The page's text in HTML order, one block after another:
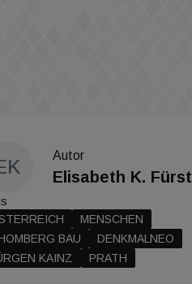
Autor
Elisabeth K. Fürst
MENSCHEN
BAU
DENKMALNEO
KAINZ
PRATH